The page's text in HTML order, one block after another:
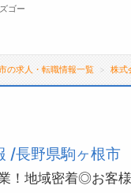
転職ノウハ
ゴー
の求人・転職情報一覧 株式
/長野県駒ヶ根市
！地域密着◎お客